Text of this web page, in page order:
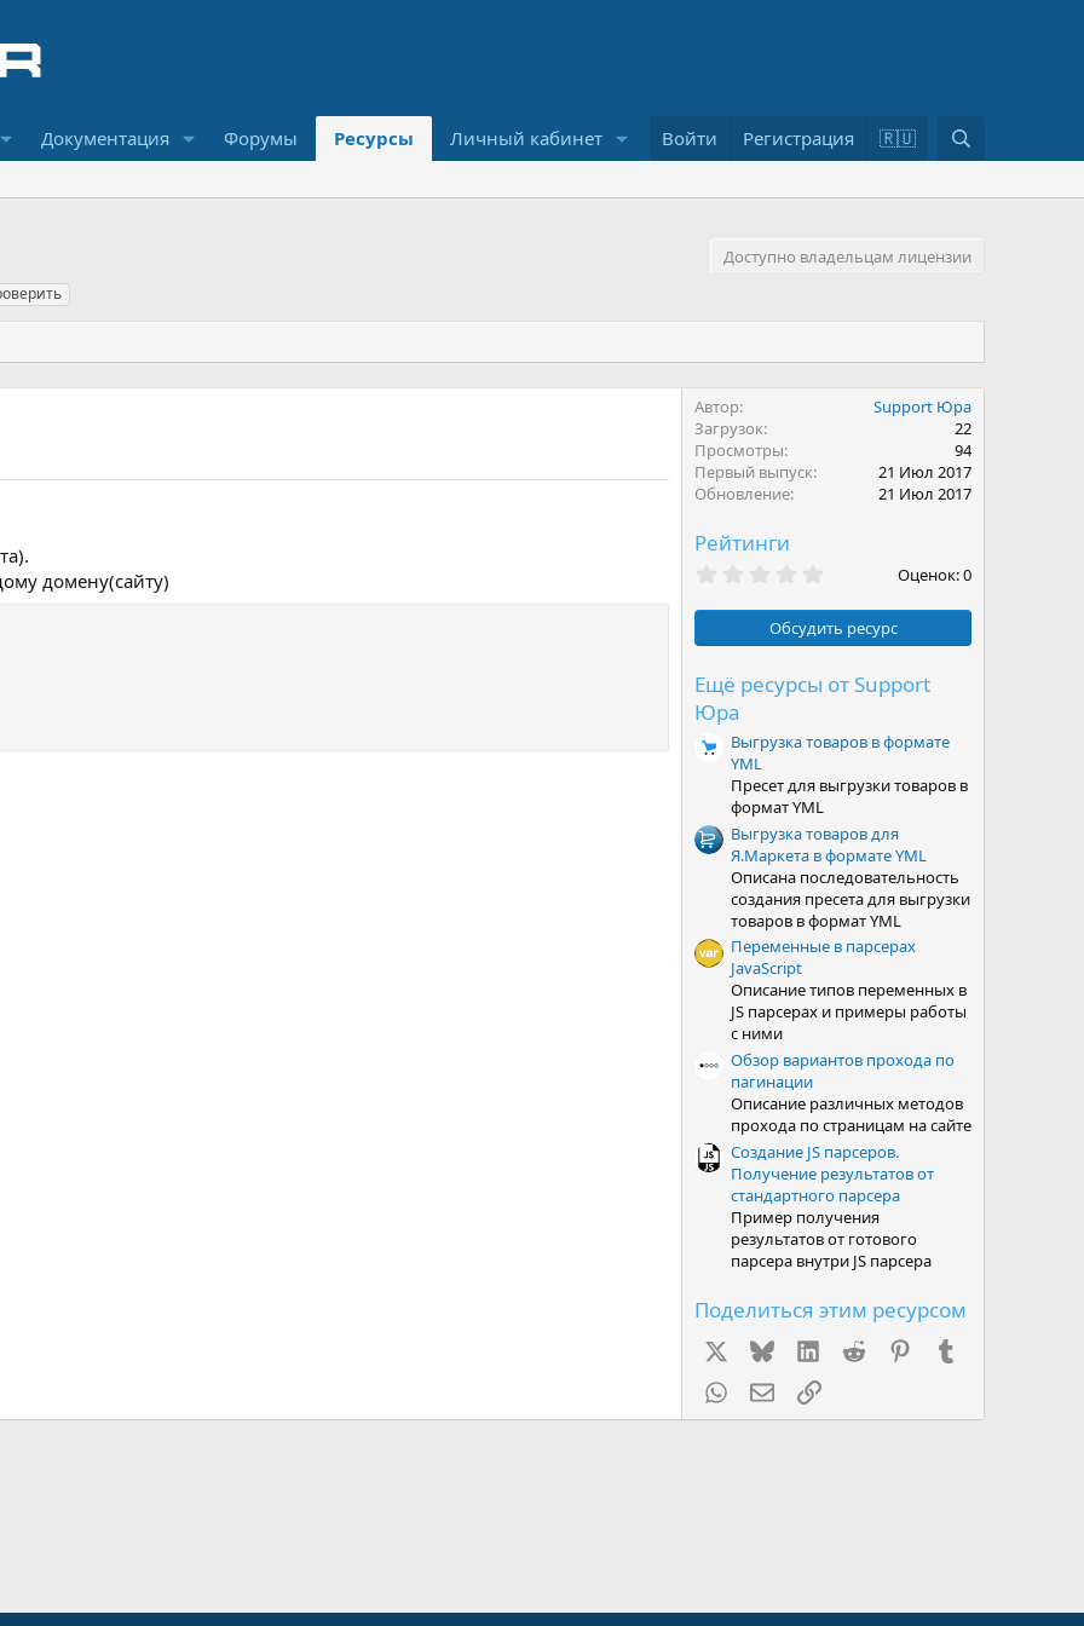
Документация Форумы Ресурсы Личный кабинет Войти Регистрация 🇷🇺
о
Доступно владельцам лицензии
домену(сайту)
Автор
Support Юра
Загрузок
22
Просмотры
94
Первый выпуск
21 Июл 2017
Обновление
21 Июл 2017
Рейтинги
0
0
з
ё
з
Оценок: 0
Обсудить ресурс
Ещё ресурсы от Support
Юра
Выгрузка товаров в формате
YML
Пресет для выгрузки товаров в
формат YML
Выгрузка товаров для
Я.Маркета в формате YML
Описана последовательность
создания пресета для выгрузки
товаров в формат YML
Переменные в парсерах
JavaScript
Описание типов переменных в
JS парсерах и примеры работы
с ними
Обзор вариантов прохода по
пагинации
Описание различных методов
прохода по страницам на сайте
Создание JS парсеров.
Получение результатов от
стандартного парсера
Пример получения
результатов от готового
парсера внутри JS парсера
Поделиться этим ресурсом
BlueskyLinkedInReddit Pinterest
WhatsAppЭлектронная почта
Ссылка